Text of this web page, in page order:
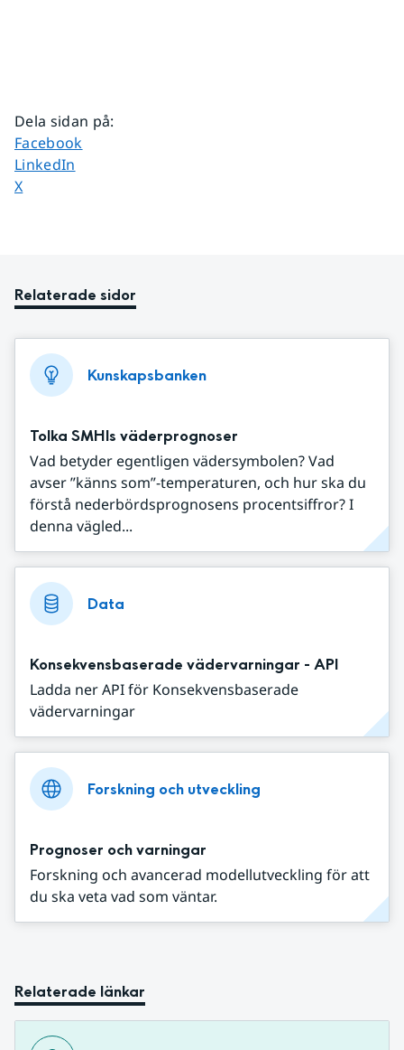
Dela sidan på:
Dela sidan på
Facebook
Dela sidan på
LinkedIn
Dela sidan på
X
Relaterade sidor
Kunskapsbanken
Tolka SMHIs väderprognoser
Vad betyder egentligen vädersymbolen? Vad
avser ”känns som”-temperaturen, och hur ska du
förstå nederbördsprognosens procentsiffror? I
denna vägled...
Data
Konsekvensbaserade vädervarningar - API
Ladda ner API för Konsekvensbaserade
vädervarningar
Forskning och utveckling
Prognoser och varningar
Forskning och avancerad modellutveckling för att
du ska veta vad som väntar.
Relaterade länkar